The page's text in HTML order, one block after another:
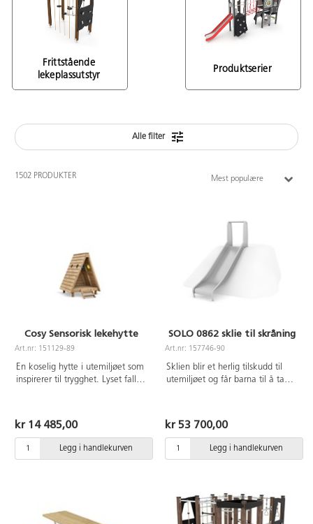
Frittstående
lekeplassutstyr
Produktserier
Alle filter
1502 PRODUKTER Mest populære
Cosy Sensorisk lekehytte
Art.nr: 151129-89
En koselig hytte i utemiljøet som
inspirerer til trygghet. Lyset faller
sanseopplevelser som stimulerer
den visuelle sansen. Lekehuset er
åpen for ulike typer lek og er
også ideell som et tilfluktssted
åpen kan både barn og
kr 14 485,00
Legg i handlekurven
SOLO 0862 sklie til skråning
Art.nr: 157746-90
Sklien blir et herlig tilskudd til
utemiljøet og får barna til å ta
stål. Monteres i henhold til
installasjonsmanualen. Ved
montering/installasjon skal alltid
manualen som medfølger
tilgjengelig på forespørsel.
Inkluderer markforankring K1.
kr 53 700,00
Legg i handlekurven